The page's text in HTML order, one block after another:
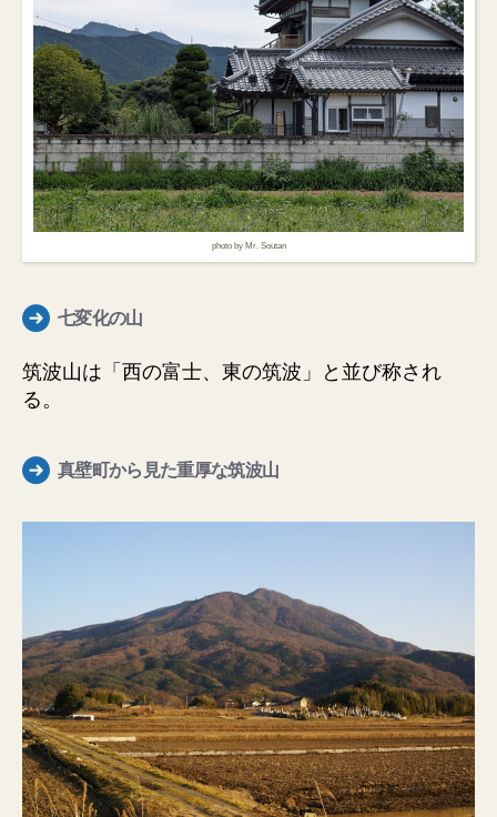
photo by Mr. Soutan
七変化の山
筑波山は「西の富士、東の筑波」と並び称され
る。
真壁町から見た重厚な筑波山